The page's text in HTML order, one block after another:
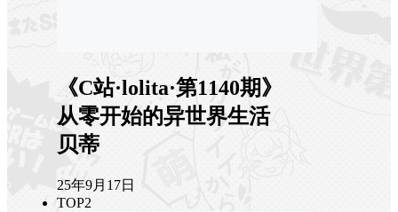
《C站·lolita·第1140期》
从零开始的异世界生活
贝蒂
25年9月17日
TOP2